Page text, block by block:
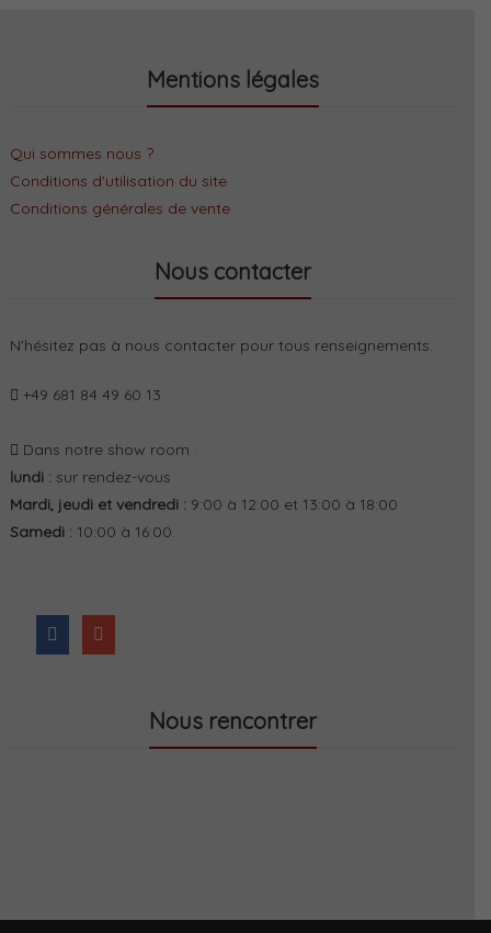
Mentions légales
Qui sommes nous ?
Conditions d'utilisation du site
Conditions générales de vente
Nous contacter
N'hésitez pas à nous contacter pour tous renseignements.
+49 681 84 49 60 13
Dans notre show room :
lundi : sur rendez-vous
Mardi, jeudi et vendredi : 9:00 à 12:00 et 13:00 à 18:00
Samedi : 10:00 à 16:00.
Nous rencontrer